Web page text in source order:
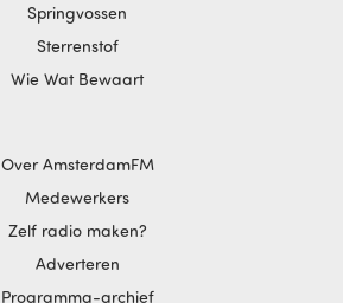
Springvossen
Sterrenstof
Wie Wat Bewaart
Over AmsterdamFM
Medewerkers
Zelf radio maken?
Adverteren
Programma-archief